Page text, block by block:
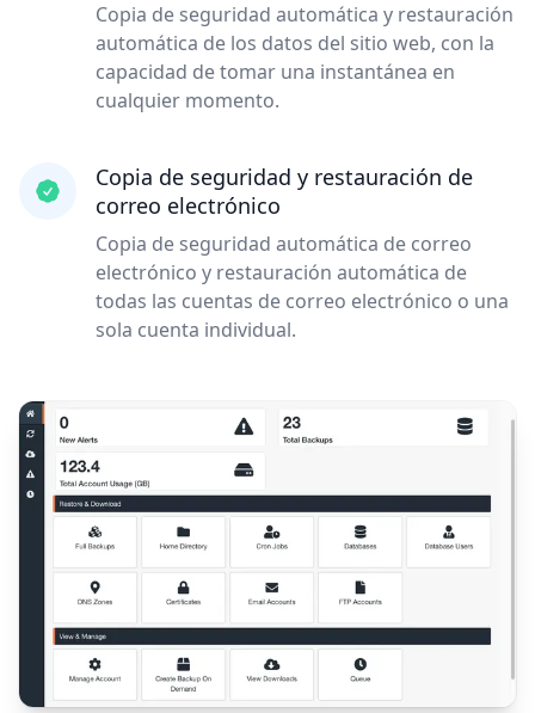
Copia de seguridad automática y restauración
automática de los datos del sitio web, con la
capacidad de tomar una instantánea en
cualquier momento.
Copia de seguridad y restauración de
correo electrónico
Copia de seguridad automática de correo
electrónico y restauración automática de
todas las cuentas de correo electrónico o una
sola cuenta individual.